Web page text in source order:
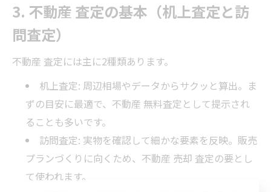
3. 不動産 査定の基本（机上査定と訪
問査定）
不動産 査定には主に2種類あります。
机上査定: 周辺相場やデータからサクッと算出。ま
ずの目安に最適で、不動産 無料査定として提示され
ることも多いです。
訪問査定: 実物を確認して細かな要素を反映。販売
プランづくりに向くため、不動産 売却 査定の要とし
て使われます。